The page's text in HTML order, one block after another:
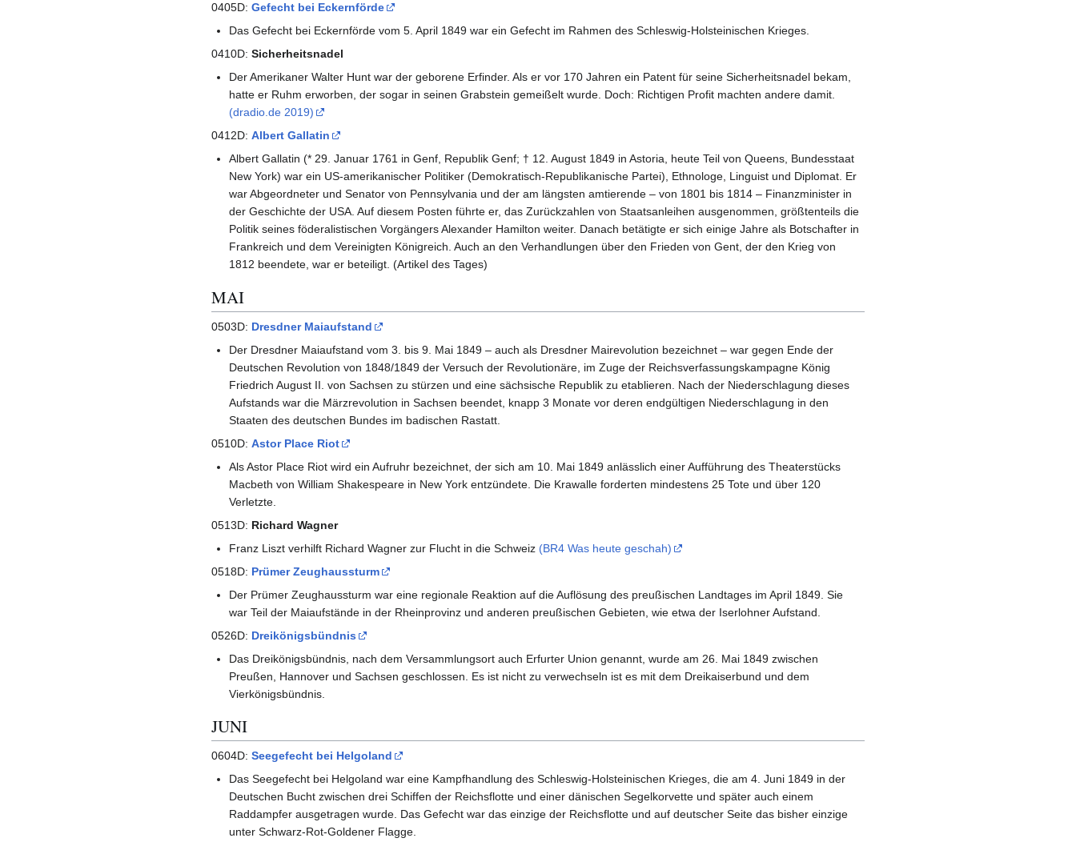
0405D: Gefecht bei Eckernförde
Das Gefecht bei Eckernförde vom 5. April 1849 war ein Gefecht im Rahmen des Schleswig-Holsteinischen Krieges.
0410D: Sicherheitsnadel
Der Amerikaner Walter Hunt war der geborene Erfinder. Als er vor 170 Jahren ein Patent für seine Sicherheitsnadel bekam,
hatte er Ruhm erworben, der sogar in seinen Grabstein gemeißelt wurde. Doch: Richtigen Profit machten andere damit.
(dradio.de 2019)
0412D: Albert Gallatin
Albert Gallatin (* 29. Januar 1761 in Genf, Republik Genf; † 12. August 1849 in Astoria, heute Teil von Queens, Bundes­staat
New York) war ein US-ameri­kanischer Politiker (Demokratisch-Repu­blika­nische Partei), Ethno­loge, Linguist und Diplomat. Er
war Abge­ordneter und Senator von Penn­syl­vania und der am längsten amtierende – von 1801 bis 1814 – Finanz­minister in
der Geschichte der USA. Auf diesem Posten führte er, das Zurück­zahlen von Staats­anleihen ausge­nommen, größten­teils die
Politik seines födera­listischen Vorgängers Alex­ander Hamil­ton weiter. Danach betätigte er sich einige Jahre als Bot­schafter in
Frank­reich und dem Verei­nigten König­reich. Auch an den Ver­hand­lungen über den Frieden von Gent, der den Krieg von
1812 beendete, war er beteiligt. (Artikel des Tages)
MAI
0503D: Dresdner Maiaufstand
Der Dresdner Maiaufstand vom 3. bis 9. Mai 1849 – auch als Dresdner Mairevolution bezeichnet – war gegen Ende der
Deutschen Revolution von 1848/1849 der Versuch der Revolutionäre, im Zuge der Reichsverfassungskampagne König
Friedrich August II. von Sachsen zu stürzen und eine sächsische Republik zu etablieren. Nach der Niederschlagung dieses
Aufstands war die Märzrevolution in Sachsen beendet, knapp 3 Monate vor deren endgültigen Niederschlagung in den
Staaten des deutschen Bundes im badischen Rastatt.
0510D: Astor Place Riot
Als Astor Place Riot wird ein Aufruhr bezeichnet, der sich am 10. Mai 1849 anlässlich einer Aufführung des Theaterstücks
Macbeth von William Shakespeare in New York entzündete. Die Krawalle forderten mindestens 25 Tote und über 120
Verletzte.
0513D: Richard Wagner
Franz Liszt verhilft Richard Wagner zur Flucht in die Schweiz (BR4 Was heute geschah)
0518D: Prümer Zeughaussturm
Der Prümer Zeughaussturm war eine regionale Reaktion auf die Auflösung des preußischen Landtages im April 1849. Sie
war Teil der Maiaufstände in der Rheinprovinz und anderen preußischen Gebieten, wie etwa der Iserlohner Aufstand.
0526D: Dreikönigsbündnis
Das Dreikönigsbündnis, nach dem Versammlungsort auch Erfurter Union genannt, wurde am 26. Mai 1849 zwischen
Preußen, Hannover und Sachsen geschlossen. Es ist nicht zu verwechseln ist es mit dem Dreikaiserbund und dem
Vierkönigsbündnis.
JUNI
0604D: Seegefecht bei Helgoland
Das Seegefecht bei Helgoland war eine Kampfhandlung des Schleswig-Holsteinischen Krieges, die am 4. Juni 1849 in der
Deutschen Bucht zwischen drei Schiffen der Reichsflotte und einer dänischen Segelkorvette und später auch einem
Raddampfer ausgetragen wurde. Das Gefecht war das einzige der Reichsflotte und auf deutscher Seite das bisher einzige
unter Schwarz-Rot-Goldener Flagge.